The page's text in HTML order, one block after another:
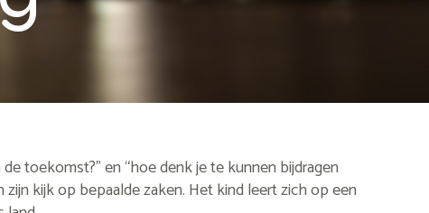
toekomst?” en “hoe denk je te kunnen bijdragen
kijk op bepaalde zaken. Het kind leert zich op een